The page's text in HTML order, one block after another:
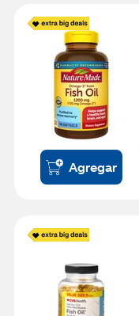
Agregar